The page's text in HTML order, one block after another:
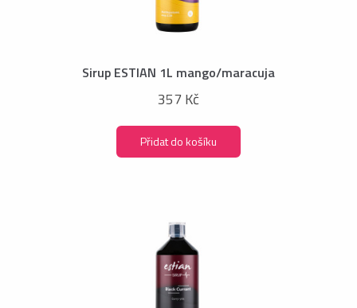
Sirup ESTIAN 1L mango/maracuja
357 Kč
Přidat do košíku